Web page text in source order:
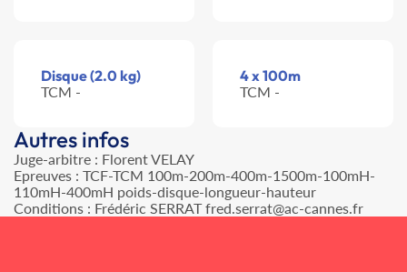
Disque (2.0 kg)
TCM -
4 x 100m
TCM -
Autres infos
Juge-arbitre : Florent VELAY
Epreuves : TCF-TCM 100m-200m-400m-1500m-100mH-
110mH-400mH poids-disque-longueur-hauteur
Conditions : Frédéric SERRAT fred.serrat@ac-cannes.fr